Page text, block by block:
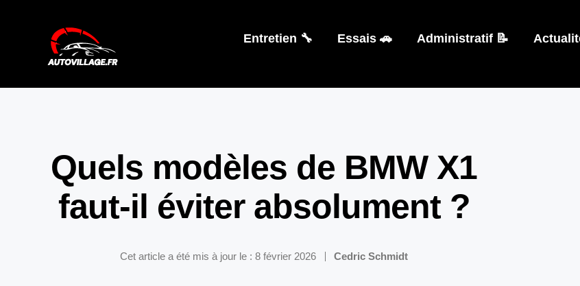
Entretien 🔧 Essais 🚗 Administratif 📝
Quels modèles de BMW X1
faut-il éviter absolument ?
Cet article a été mis à jour le : 8 février 2026 Cedric Schmidt